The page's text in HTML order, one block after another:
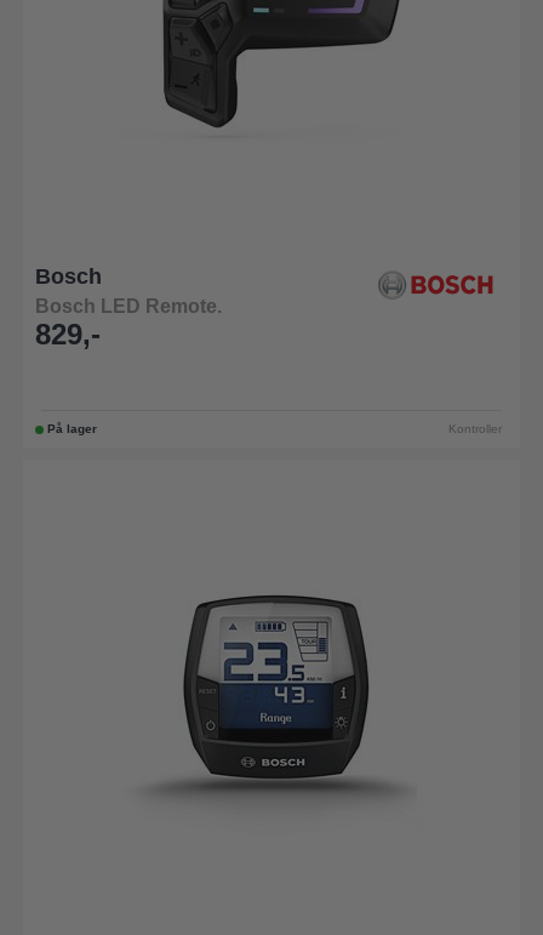
Bosch
Bosch LED Remote.
829,-
På lager Kontroller